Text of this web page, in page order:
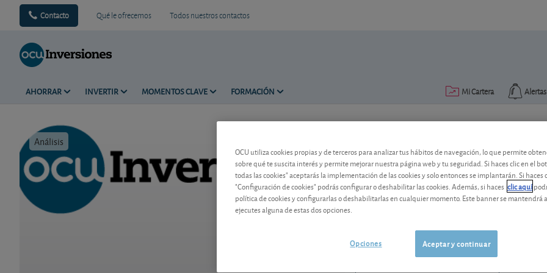
Contacto Qué le ofrecemos Todos nuestros contactos
AHORRAR INVERTIR MOMENTOS CLAVE FORMACIÓN Alertas
Mi Cartera
Análisis
Renault: buen registro en la
El buen resultado obtenido en 2011,
afronta la dura competencia de los
OCU utiliza cookies propias y de terceros para analizar tus hábitos de navegación, lo que permite
sobre qué te suscita interés y permite mejorar nuestra página web y tu seguridad. Si haces clic en el
todas las cookies" aceptarás la implementación de las cookies y solo entonces se implantarán. Si haces
"Configuración de cookies" podrás configurar o deshabilitar las cookies. Además, si haces clic aquí
política de cookies y configurarlas o deshabilitarlas en cualquier momento. Este banner se mantendrá
ejecutes alguna de estas dos opciones.
Aceptar y continuar
Opciones